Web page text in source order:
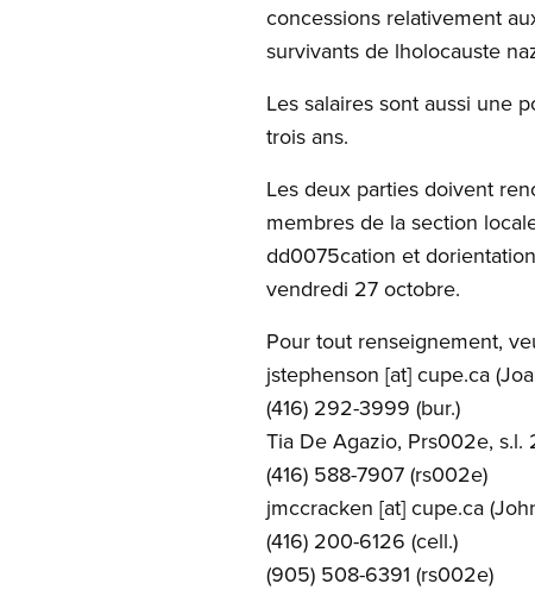
concessions relativement
survivants de lholocauste
Les salaires sont aussi une
trois ans.
Les deux parties doivent
membres de la section
dd0075cation et
vendredi 27 octobre.
Pour tout renseignement,
jstephenson [at] cupe.ca
(416) 292-3999 (bur.)
Tia De Agazio, Prs002e, s.l.
(416) 588-7907 (rs002e)
jmccracken [at] cupe.ca
(416) 200-6126 (cell.)
(905) 508-6391 (rs002e)